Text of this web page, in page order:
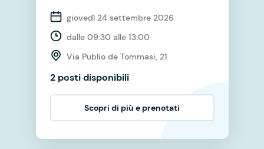
giovedì 24 settembre 2026
dalle 09:30 alle 13:00
Via Publio de Tommasi, 21
2 posti disponibili
Scopri di più e prenotati